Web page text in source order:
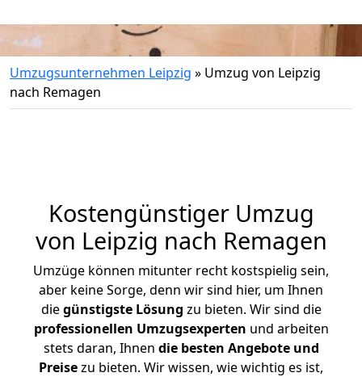
Umzugsunternehmen Leipzig » Umzug von Leipzig
nach Remagen
Kostengünstiger Umzug
von Leipzig nach Remagen
Umzüge können mitunter recht kostspielig sein,
aber keine Sorge, denn wir sind hier, um Ihnen
diegünstigste Lösung zu bieten. Wir sind die
professionellen Umzugsexperten und arbeiten
stets daran, Ihnen die besten Angebote und
Preisezu bieten. Wir wissen, wie wichtig es ist,